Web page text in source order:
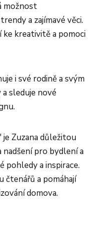
možnost
a zajímavé věci.
kreativitě a pomoci
i své rodině a svým
a sleduje nové
Zuzana důležitou
pro bydlení a
pohledy a inspirace.
čtenářů a pomáhají
domova.